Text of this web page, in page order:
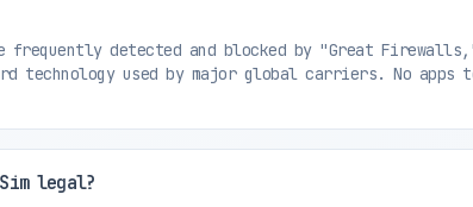
frequently detected and blocked by "Great
technology used by major global carriers. No
legal?